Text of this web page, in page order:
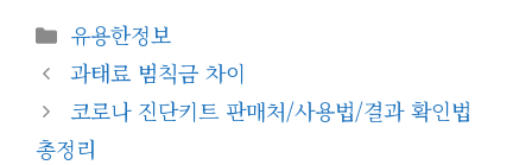
카
테
고
리
유용한정보
과태료 범칙금 차이
코로나 진단키트 판매처/사용법/결과 확인법
총정리